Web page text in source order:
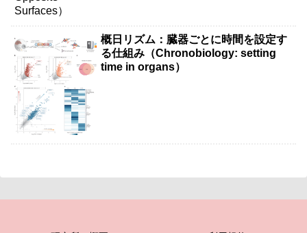
概日リズム：臓器ごとに時間を設定す
る仕組み（Chronobiology: setting
time in organs）